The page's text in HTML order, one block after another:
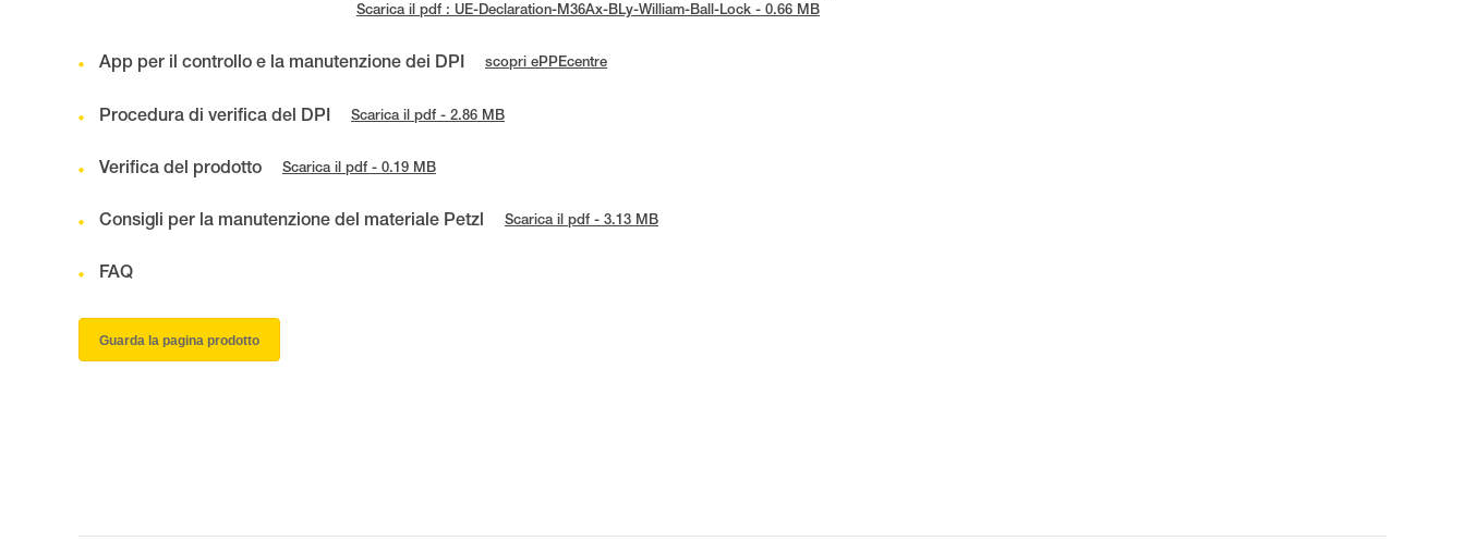
Scarica il pdf : UE-Declaration-M36Ax-BLy-William-Ball-Lock - 0.66 MB
App per il controllo e la manutenzione dei DPI scopri ePPEcentre
Procedura di verifica del DPI Scarica il pdf - 2.86 MB
Verifica del prodotto Scarica il pdf - 0.19 MB
Consigli per la manutenzione del materiale Petzl Scarica il pdf - 3.13 MB
FAQ
Guarda la pagina prodotto